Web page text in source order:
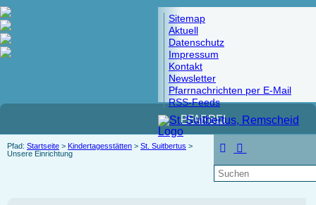
Sitemap
Aktuell
Datenschutz
Impressum
Kontakt
Newsletter
Pfarrnachrichten per E-Mail
RSS-Feeds
PFARREI
Pfad: Startseite > Kindertagesstätten > St. Suitbertus >
Unsere Einrichtung